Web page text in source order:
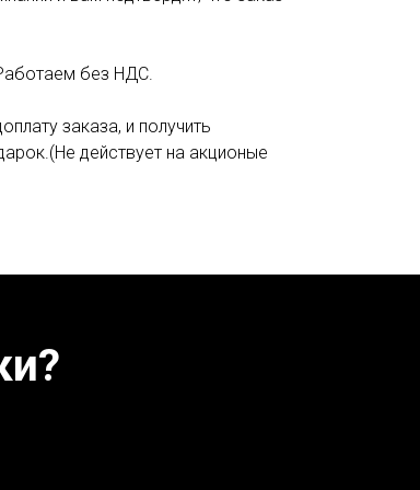
без НДС.
заказа, и получить
действует на акционые